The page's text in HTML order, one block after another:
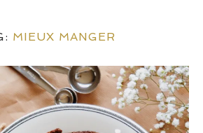
MIEUX MANGER